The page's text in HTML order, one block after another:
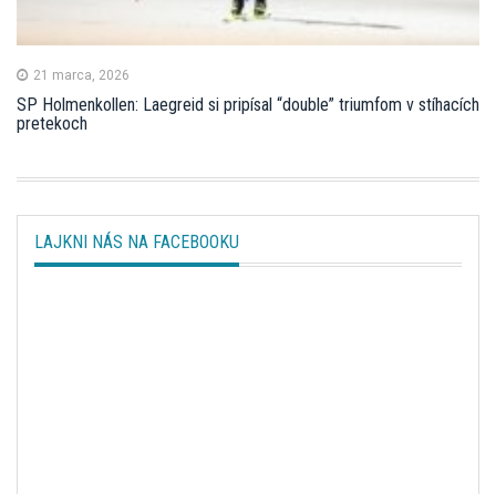
21 marca, 2026
SP Holmenkollen: Laegreid si pripísal “double” triumfom v stíhacích
pretekoch
LAJKNI NÁS NA FACEBOOKU